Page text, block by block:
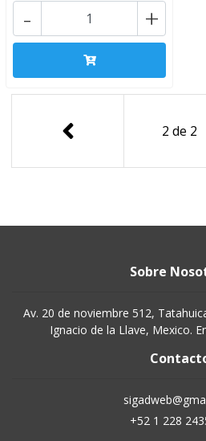
+
-
2 de 2
Sobre
Av. 20 de noviembre 512,
Ignacio de la Llave, Mexico.
+52 1 228